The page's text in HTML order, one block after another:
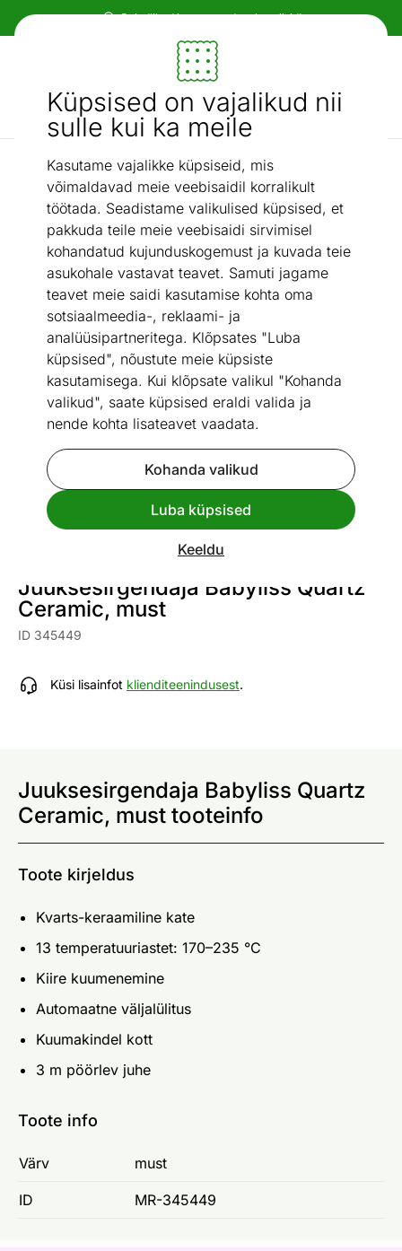
Küpsised on vajalikud nii
sulle kui ka meile
Kasutame vajalikke küpsiseid, mis
võimaldavad meie veebisaidil korralikult
töötada. Seadistame valikulised küpsised, et
pakkuda teile meie veebisaidi sirvimisel
kohandatud kujunduskogemust ja kuvada teie
asukohale vastavat teavet. Samuti jagame
teavet meie saidi kasutamise kohta oma
sotsiaalmeedia-, reklaami- ja
analüüsipartneritega. Klõpsates "Luba
küpsised", nõustute meie küpsiste
kasutamisega. Kui klõpsate valikul "Kohanda
valikud", saate küpsised eraldi valida ja
nende kohta lisateavet vaadata.
Kohanda valikud
Luba küpsised
Keeldu
Paindlikud ja mugavad makseviisid!
Mööbel ja sisustus - ON24
Otsi...
AI otsing
Sirgendajad
/ Juuksesirgendaja Babyliss Quartz Ceramic, must
Vaata sarnaseid
Juuksesirgendaja Babyliss Quartz
Ceramic, must
ID 345449
Küsi lisainfot klienditeenindusest.
Juuksesirgendaja Babyliss Quartz
Ceramic, must tooteinfo
Toote kirjeldus
Kvarts-keraamiline kate
13 temperatuuriastet: 170–235 °C
Kiire kuumenemine
Automaatne väljalülitus
Kuumakindel kott
3 m pöörlev juhe
Toote info
Värv must
ID MR-345449